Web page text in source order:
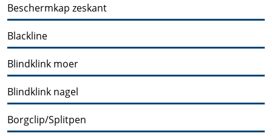
Beschermkap zeskant
Blackline
Blindklink moer
Blindklink nagel
Borgclip/Splitpen